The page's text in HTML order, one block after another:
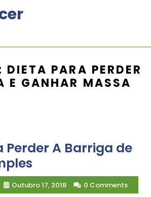
DIETA PARA PERDER
E GANHAR MASSA
Perder A Barriga de
Outubro 17, 2018 0 Comments